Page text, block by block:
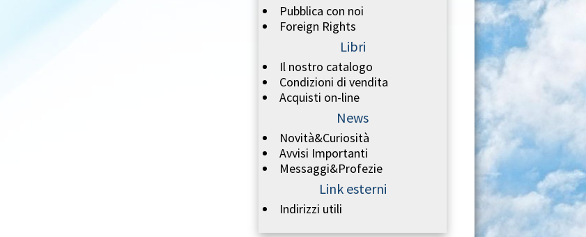
Pubblica con noi
Foreign Rights
Libri
Il nostro catalogo
Condizioni di vendita
Acquisti on-line
News
Novità&Curiosità
Avvisi Importanti
Messaggi&Profezie
Link esterni
Indirizzi utili